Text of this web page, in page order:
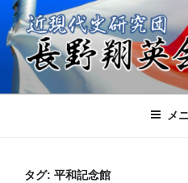
ン
テ
近現代史研究団
日本の進むべき未来を共に考える
メ
タグ: 平和記念館